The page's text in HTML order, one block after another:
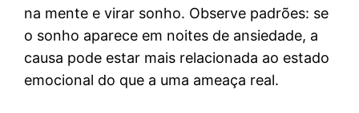
na mente e virar sonho. Observe padrões: se
o sonho aparece em noites de ansiedade, a
causa pode estar mais relacionada ao estado
emocional do que a uma ameaça real.